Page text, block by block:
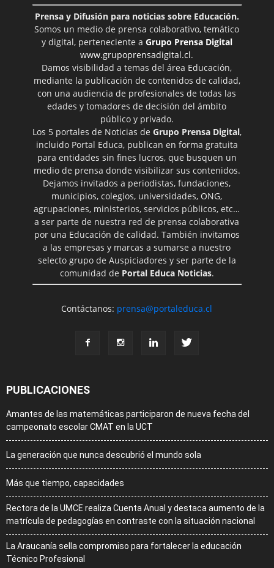
Prensa y Difusión para noticias sobre Educación.
Somos un medio de prensa colaborativo, temático
y digital, perteneciente a Grupo Prensa Digital
www.grupoprensadigital.cl.
Damos visibilidad a temas del área Educación,
mediante la publicación de contenidos de calidad,
con una audiencia de profesionales de todas las
edades y tomadores de decisión del ámbito
público y privado.
Los 5 portales de Noticias de Grupo Prensa Digital,
incluido Portal Educa, publican en forma gratuita
para entidades sin fines lucros, que busquen un
medio de prensa donde visibilizar sus contenidos.
Dejamos invitados a periodistas, fundaciones,
municipios, colegios, universidades, ONG,
agrupaciones, ministerios, servicios públicos, etc…
a ser parte de nuestra red de prensa colaborativa
por una Educación de calidad. También invitamos
a las empresas y marcas a sumarse a nuestro
selecto grupo de Auspiciadores y ser parte de la
comunidad de Portal Educa Noticias.
Contáctanos: prensa@portaleduca.cl
PUBLICACIONES
Amantes de las matemáticas participaron de nueva fecha del
campeonato escolar CMAT en la UCT
La generación que nunca descubrió el mundo sola
Más que tiempo, capacidades
Rectora de la UMCE realiza Cuenta Anual y destaca aumento de la
matrícula de pedagogías en contraste con la situación nacional
La Araucanía sella compromiso para fortalecer la educación
Técnico Profesional